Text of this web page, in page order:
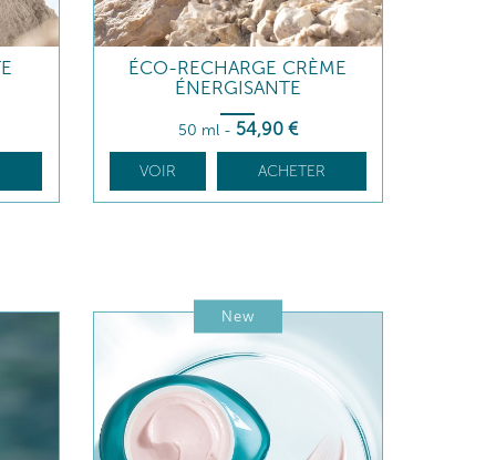
ÉCO-RECHARGE CRÈME
ÉNERGISANTE
50 ml - 54,90 €
VOIR ACHETER
New